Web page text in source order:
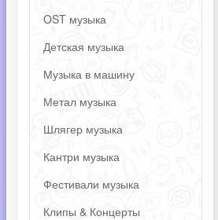
OST музыка
Детская музыка
Музыка в машину
Метал музыка
Шлягер музыка
Кантри музыка
Фестивали музыка
Клипы & Концерты